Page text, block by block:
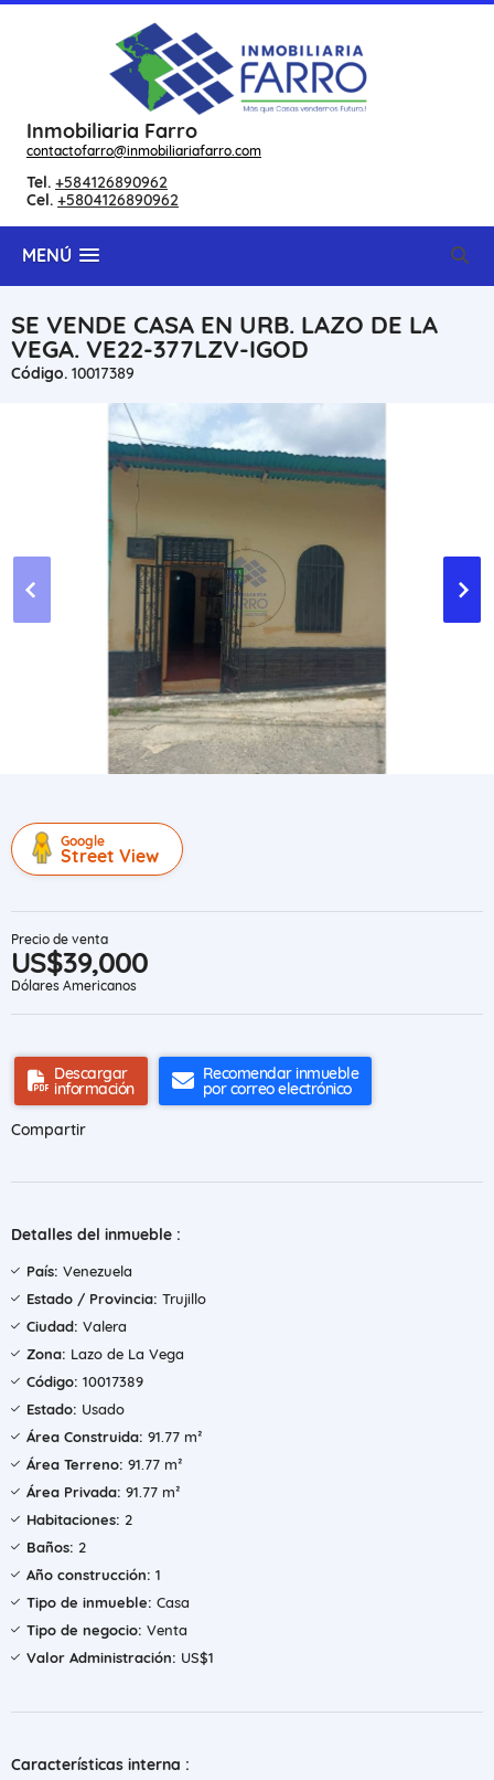
Inmobiliaria Farro
contactofarro@inmobiliariafarro.com
Tel. +584126890962
Cel. +5804126890962
MENÚ
SE VENDE CASA EN URB. LAZO DE LA
VEGA. VE22-377LZV-IGOD
Código. 10017389
Google
Street View
Precio de venta
US$39,000
Dólares Americanos
Descargar
información
Recomendar inmueble
por correo electrónico
Compartir
Detalles del inmueble :
País: Venezuela
Estado / Provincia: Trujillo
Ciudad: Valera
Zona: Lazo de La Vega
Código: 10017389
Estado: Usado
Área Construida: 91.77 m²
Área Terreno: 91.77 m²
Área Privada: 91.77 m²
Habitaciones: 2
Baños: 2
Año construcción: 1
Tipo de inmueble: Casa
Tipo de negocio: Venta
Valor Administración: US$1
Características interna :